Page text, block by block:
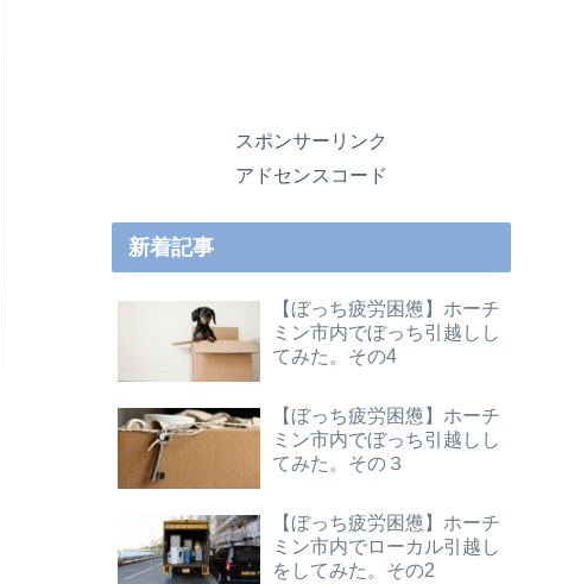
スポンサーリンク
アドセンスコード
新着記事
【ぼっち疲労困憊】ホーチ
ミン市内でぼっち引越しし
てみた。その4
【ぼっち疲労困憊】ホーチ
ミン市内でぼっち引越しし
てみた。その３
【ぼっち疲労困憊】ホーチ
ミン市内でローカル引越し
をしてみた。その2